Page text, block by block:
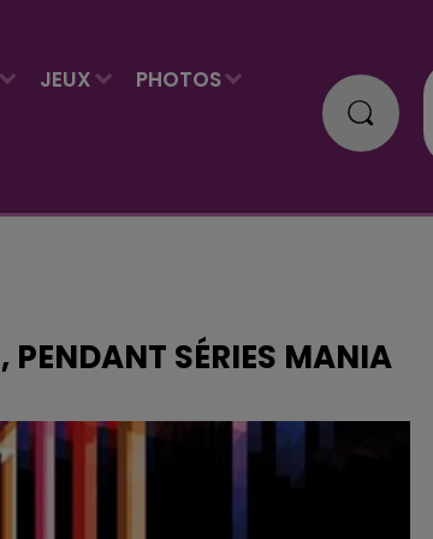
JEUX PHOTOS
PENDANT SÉRIES MANIA